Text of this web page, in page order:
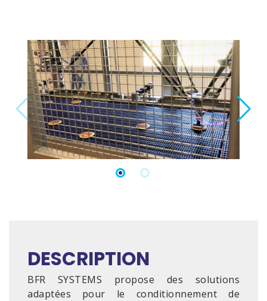
DESCRIPTION
BFR SYSTEMS propose des solutions
adaptées pour le conditionnement de